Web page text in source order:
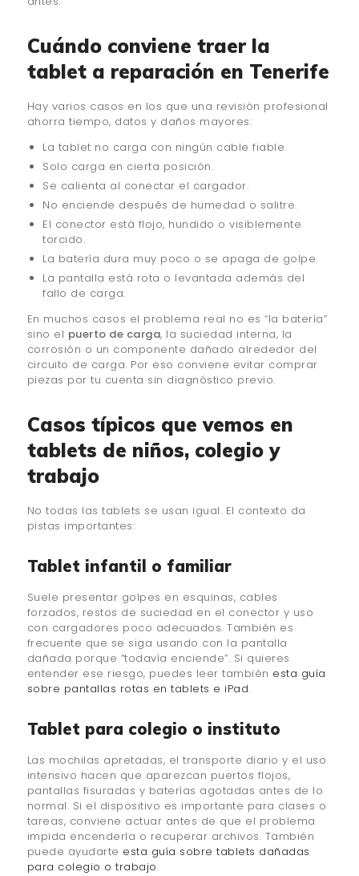
Cuándo conviene traer la
tablet a reparación en Tenerife
Hay varios casos en los que una revisión profesional
ahorra tiempo, datos y daños mayores:
La tablet no carga con ningún cable fiable.
Solo carga en cierta posición.
Se calienta al conectar el cargador.
No enciende después de humedad o salitre.
El conector está flojo, hundido o visiblemente
torcido.
La batería dura muy poco o se apaga de golpe.
La pantalla está rota o levantada además del
fallo de carga.
En muchos casos el problema real no es “la batería”
sino el puerto de carga, la suciedad interna, la
corrosión o un componente dañado alrededor del
circuito de carga. Por eso conviene evitar comprar
piezas por tu cuenta sin diagnóstico previo.
Casos típicos que vemos en
tablets de niños, colegio y
trabajo
No todas las tablets se usan igual. El contexto da
pistas importantes:
Tablet infantil o familiar
Suele presentar golpes en esquinas, cables
forzados, restos de suciedad en el conector y uso
con cargadores poco adecuados. También es
frecuente que se siga usando con la pantalla
dañada porque “todavía enciende”. Si quieres
entender ese riesgo, puedes leer también esta guía
sobre pantallas rotas en tablets e iPad.
Tablet para colegio o instituto
Las mochilas apretadas, el transporte diario y el uso
intensivo hacen que aparezcan puertos flojos,
pantallas fisuradas y baterías agotadas antes de lo
normal. Si el dispositivo es importante para clases o
tareas, conviene actuar antes de que el problema
impida encenderla o recuperar archivos. También
puede ayudarte esta guía sobre tablets dañadas
para colegio o trabajo.